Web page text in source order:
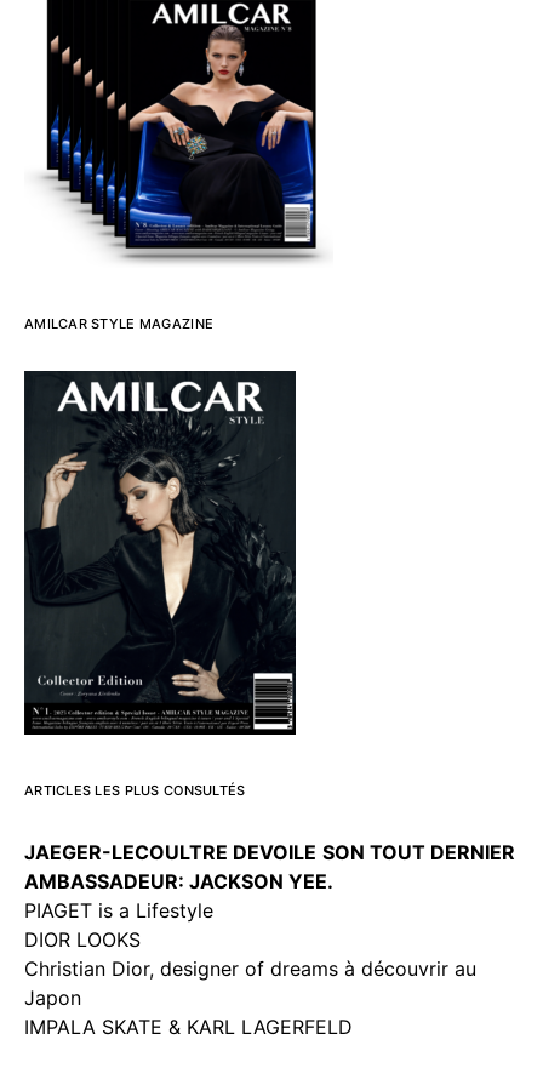
AMILCAR STYLE MAGAZINE
ARTICLES LES PLUS CONSULTÉS
JAEGER-LECOULTRE DEVOILE SON TOUT DERNIER
AMBASSADEUR: JACKSON YEE.
PIAGET is a Lifestyle
DIOR LOOKS
Christian Dior, designer of dreams à découvrir au
Japon
IMPALA SKATE & KARL LAGERFELD